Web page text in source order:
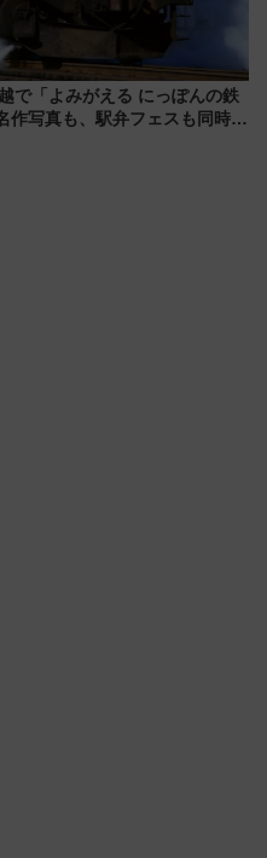
で「よみがえる にっぽんの鉄
作写真も、駅弁フェスも同時開